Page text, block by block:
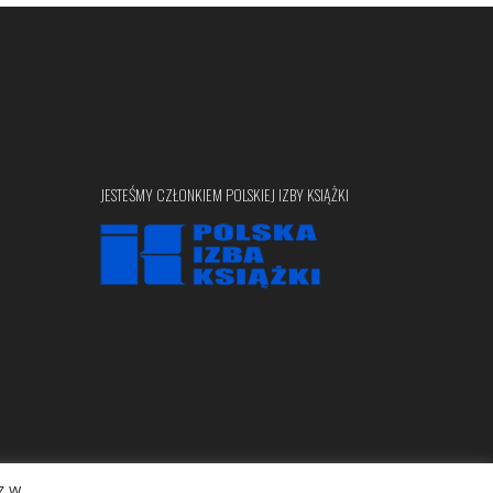
JESTEŚMY CZŁONKIEM POLSKIEJ IZBY KSIĄŻKI
w